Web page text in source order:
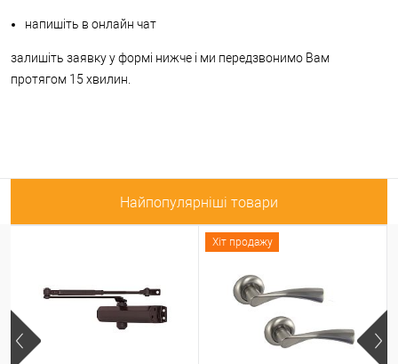
напишіть в онлайн чат
залишіть заявку у формі нижче і ми передзвонимо Вам
протягом 15 хвилин.
Найпопулярніші товари
Хіт продажу